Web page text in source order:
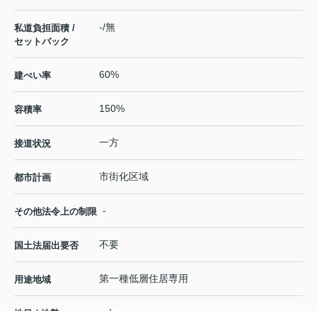
私道負担面積 /
セットバック
-/無
建ぺい率 60%
容積率 150%
接道状況 一方
都市計画 市街化区域
その他法令上の制限 -
国土法届出要否 不要
用途地域 第一種低層住居専用